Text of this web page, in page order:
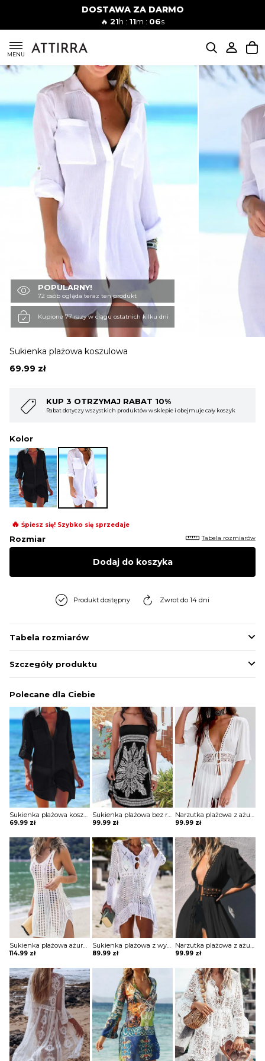
DOSTAWA ZA DARMO
🔥21h : 11m : 05s
MENU
Mężczyźni
SUKIENKI
KOMPLETY
KOMBINEZONY
DÓŁ DAMSKIE
STROJE KĄPIELOWE
OBUWIE
SWETRY
OKRYCIA WIERZCHNIE
POPULARNY!
72 osób ogląda teraz ten produkt
Kupione 77 razy w ciągu ostatnich kilku dni
Sukienka plażowa koszulowa
69.99 zł
i obejmuje cały koszyk
KUP 4 OTRZYMAJ RABAT
Rabat dotyczy wszystkich produktów w
Kolor
🔥 Śpiesz się! Szybko się sprzedaje
Rozmiar Tabela rozmiarów
Dodaj do koszyka
Produkt dostępny Zwrot do 14 dni
Tabela rozmiarów
Szczegóły produktu
Polecane dla Ciebie
69.99 zł
Sukienka plażowa bez ramiączek
99.99 zł 99.99 zł
114.99 zł
Sukienka plażowa z wycięciami
89.99 zł 99.99 zł